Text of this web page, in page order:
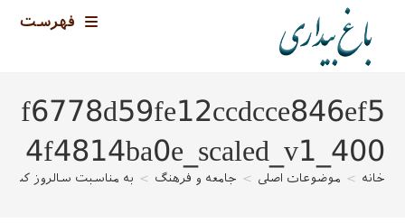
فهرست
f6778d59fe12ccdcce846ef5
4f4814ba0e_scaled_v1_400
خانه > موضوعات اصلی > جامعه و فرهنگ > به مناسبت سالروز